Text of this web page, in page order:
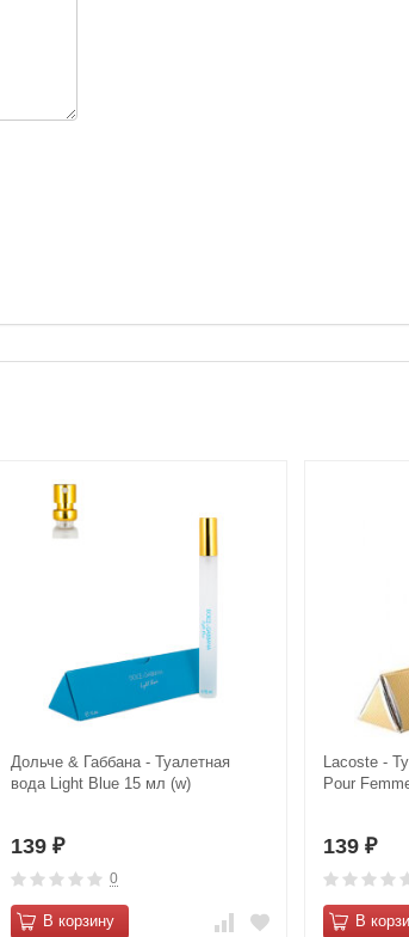
Дольче & Габбана - Туалетная
вода Light Blue 15 мл (w)
139 ₽
0
В корзину
Lacoste -
Pour
139 ₽
В